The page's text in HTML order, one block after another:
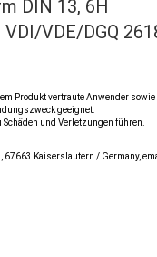
DIN 13, 6H
VDE/DGQ
Produkt vertraute Anwender sowie
geeignet.
und Verletzungen führen.
Kaiserslautern / Germany,